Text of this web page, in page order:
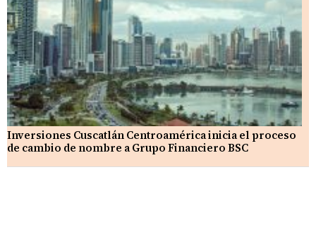
Inversiones Cuscatlán Centroamérica inicia el proceso
de cambio de nombre a Grupo Financiero BSC